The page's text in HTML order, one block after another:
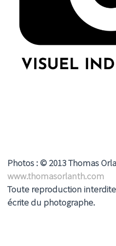
Photos : © 2013 Thomas
www.thomasorlanth.com
Toute reproduction
écrite du photographe.